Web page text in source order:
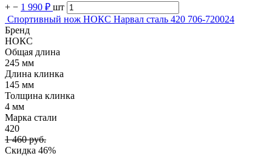
+ − 1 990 ₽ шт
Спортивный нож НОКС Нарвал сталь 420 706-720024
Бренд
НОКС
Общая длина
245 мм
Длина клинка
145 мм
Толщина клинка
4 мм
Марка стали
420
1 460 руб.
Скидка 46%